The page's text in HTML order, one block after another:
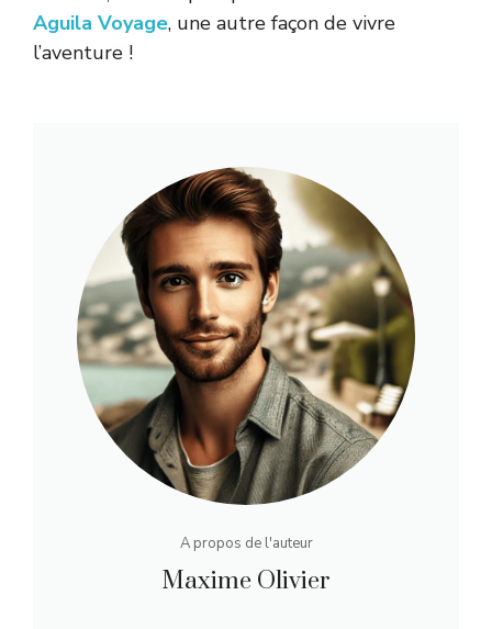
Aguila Voyage, une autre façon de vivre
l’aventure !
A propos de l'auteur
Maxime Olivier